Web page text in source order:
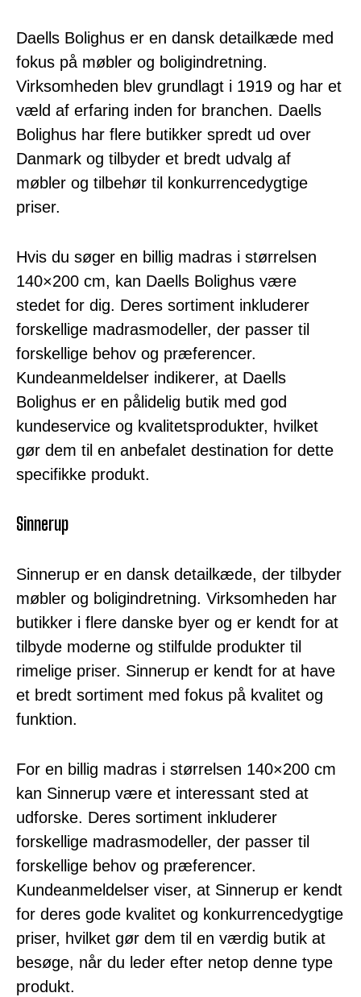
Daells Bolighus er en dansk detailkæde med
fokus på møbler og boligindretning.
Virksomheden blev grundlagt i 1919 og har et
væld af erfaring inden for branchen. Daells
Bolighus har flere butikker spredt ud over
Danmark og tilbyder et bredt udvalg af
møbler og tilbehør til konkurrencedygtige
priser.
Hvis du søger en billig madras i størrelsen
140×200 cm, kan Daells Bolighus være
stedet for dig. Deres sortiment inkluderer
forskellige madrasmodeller, der passer til
forskellige behov og præferencer.
Kundeanmeldelser indikerer, at Daells
Bolighus er en pålidelig butik med god
kundeservice og kvalitetsprodukter, hvilket
gør dem til en anbefalet destination for dette
specifikke produkt.
Sinnerup
Sinnerup er en dansk detailkæde, der tilbyder
møbler og boligindretning. Virksomheden har
butikker i flere danske byer og er kendt for at
tilbyde moderne og stilfulde produkter til
rimelige priser. Sinnerup er kendt for at have
et bredt sortiment med fokus på kvalitet og
funktion.
For en billig madras i størrelsen 140×200 cm
kan Sinnerup være et interessant sted at
udforske. Deres sortiment inkluderer
forskellige madrasmodeller, der passer til
forskellige behov og præferencer.
Kundeanmeldelser viser, at Sinnerup er kendt
for deres gode kvalitet og konkurrencedygtige
priser, hvilket gør dem til en værdig butik at
besøge, når du leder efter netop denne type
produkt.